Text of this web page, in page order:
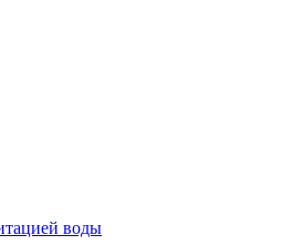
воды